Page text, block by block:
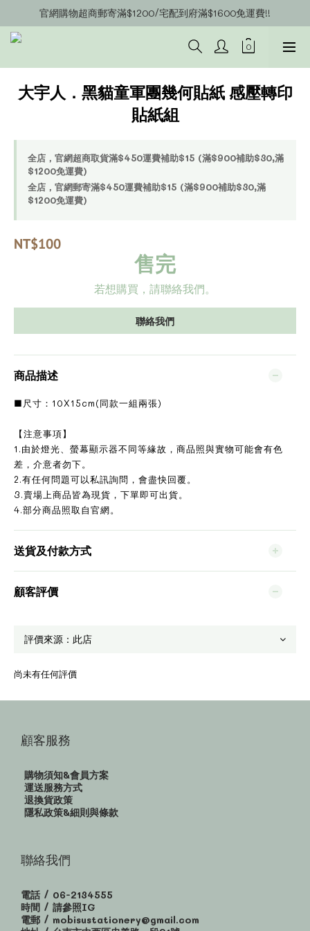
官網會員募集中~立即註冊即可獲得購物金$20!!!
官網購物超商郵寄滿$1200/宅配到府滿$1600免運費!!
官網會員募集中~立即註冊即可獲得購物金$20!!!
大宇人．黑貓童軍團幾何貼紙 感壓轉印
貼紙組
全店，官網超商取貨滿$450運費補助$15 (滿$900補助$30,滿
$1200免運費)
全店，官網郵寄滿$450運費補助$15 (滿$900補助$30,滿
$1200免運費)
NT$100
售完
若想購買，請聯絡我們。
聯絡我們
商品描述
■尺寸：10X15cm(同款一組兩張)
【注意事項】
1.由於燈光、螢幕顯示器不同等緣故，商品照與實物可能會有色
差，介意者勿下。
2.有任何問題可以私訊詢問，會盡快回覆。
3.賣場上商品皆為現貨，下單即可出貨。
4.部分商品照取自官網。
送貨及付款方式
顧客評價
尚未有任何評價
顧客服務
購物須知&會員方案
運送服務方式
退換貨政策
隱私政策&細則與條款
聯絡我們
電話 / 06-2134555
時間 / 請參照IG
電郵 / mobisustationery@gmail.com